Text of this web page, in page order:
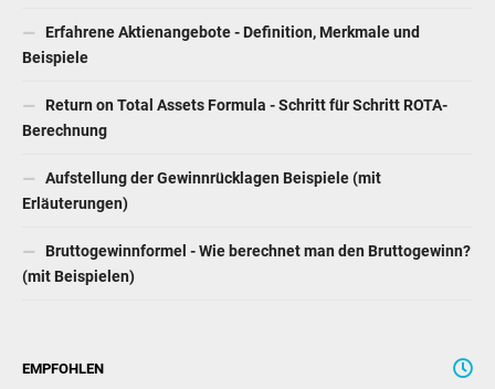
Erfahrene Aktienangebote - Definition, Merkmale und
Beispiele
Return on Total Assets Formula - Schritt für Schritt ROTA-
Berechnung
Aufstellung der Gewinnrücklagen Beispiele (mit
Erläuterungen)
Bruttogewinnformel - Wie berechnet man den Bruttogewinn?
(mit Beispielen)
EMPFOHLEN